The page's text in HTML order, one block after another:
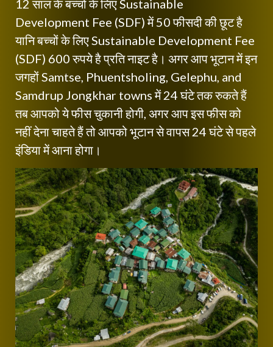
12 साल के बच्चों के लिए Sustainable
Development Fee (SDF) में 50 फीसदी की छूट है
यानि बच्चों के लिए Sustainable Development Fee
(SDF) 600 रुपये है प्रति नाइट है। अगर आप भूटान में इन
जगहों Samtse, Phuentsholing, Gelephu, and
Samdrup Jongkhar towns में 24 घंटे तक रुकते हैं
तब आपको ये फीस चुकानी होगी, अगर आप इस फीस को
नहीं देना चाहते हैं तो आपको भूटान से वापस 24 घंटे से पहले
इंडिया में आना होगा।